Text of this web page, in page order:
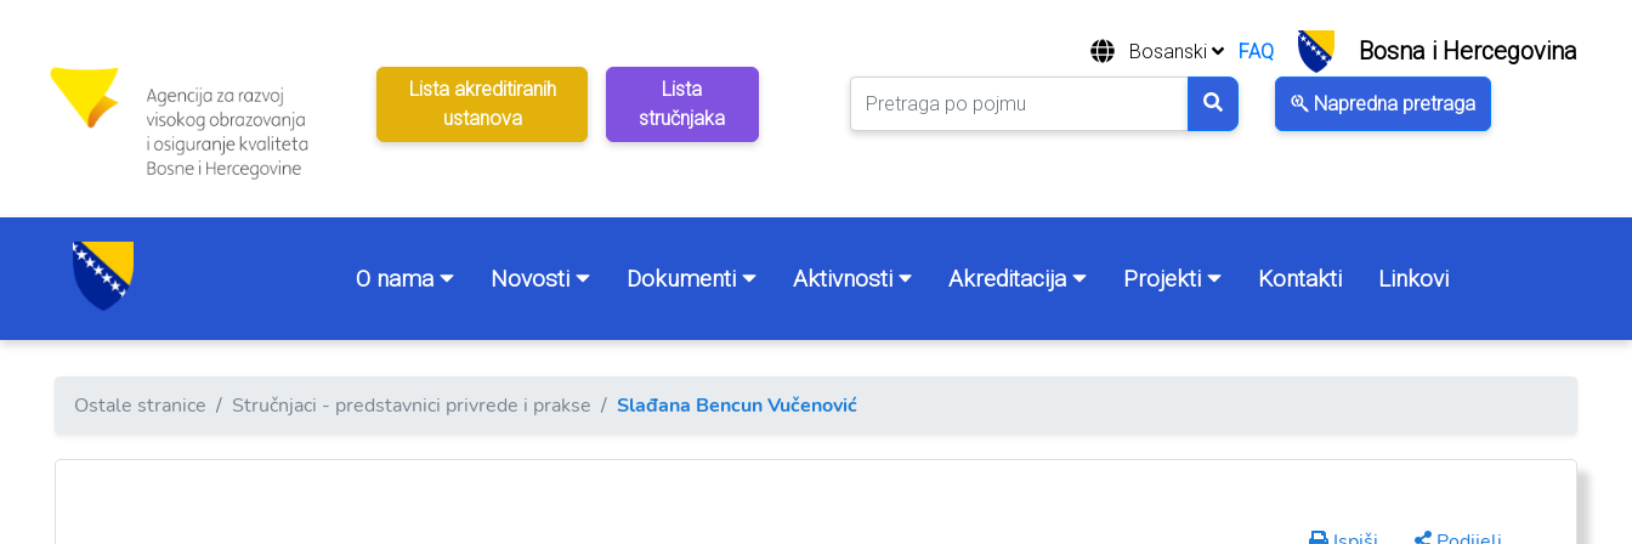
Lista akreditiranih
ustanova
Lista
stručnjaka
Napredna pretraga
Bosanski FAQ Bosna i Hercegovina
O nama Novosti Dokumenti Aktivnosti Akreditacija Projekti Kontakti Linkovi
Ostale stranice Stručnjaci - predstavnici privrede i prakse Slađana Bencun Vučenović